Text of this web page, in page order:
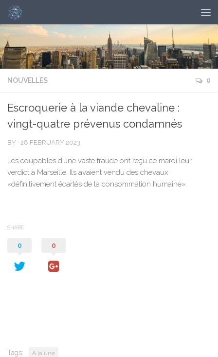
NOUVELLES 0
Escroquerie à la viande chevaline :
vingt-quatre prévenus condamnés
BY · 28 FEBRUARY 2023
Les coupables d’une vaste fraude ont reçu ce mardi leur
verdict à Marseille. Ils avaient vendu des chevaux
«définitivement écartés de la consommation humaine».
SHARE
0 0
Tags: A la une